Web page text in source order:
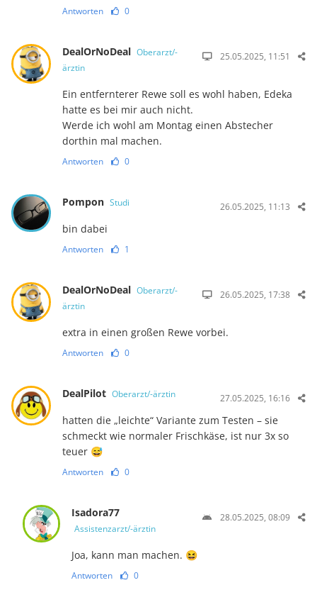
Antworten 0
DealOrNoDeal Oberarzt/-
ärztin
25.05.2025, 11:51
Ein entfernterer Rewe soll es wohl haben, Edeka
hatte es bei mir auch nicht.
Werde ich wohl am Montag einen Abstecher
dorthin mal machen.
Antworten 0
Pompon Studi 26.05.2025, 11:13
bin dabei
Antworten 1
DealOrNoDeal Oberarzt/-
ärztin
26.05.2025, 17:38
extra in einen großen Rewe vorbei.
Antworten 0
DealPilot Oberarzt/-ärztin 27.05.2025, 16:16
hatten die „leichte“ Variante zum Testen – sie
schmeckt wie normaler Frischkäse, ist nur 3x so
teuer 😅
Antworten 0
Isadora77
Assistenzarzt/-ärztin
28.05.2025, 08:09
Joa, kann man machen. 😆
Antworten 0